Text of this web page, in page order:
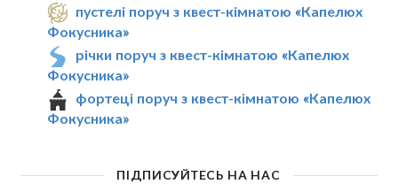
пустелі поруч з квест-кімнатою «Капелюх
Фокусника»
річки поруч з квест-кімнатою «Капелюх
Фокусника»
фортеці поруч з квест-кімнатою «Капелюх
Фокусника»
ПІДПИСУЙТЕСЬ НА НАС